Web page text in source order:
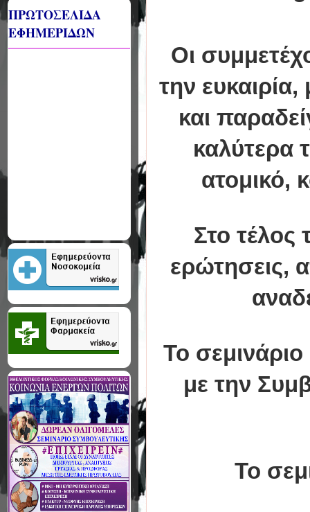
Οι
την
και
καλύτερα
ατομικό,
Στο τέλος
ερώτησεις,
Το
με την
Το
ΠΡΩΤΟΣΕΛΙΔΑ
ΕΦΗΜΕΡΙΔΩΝ